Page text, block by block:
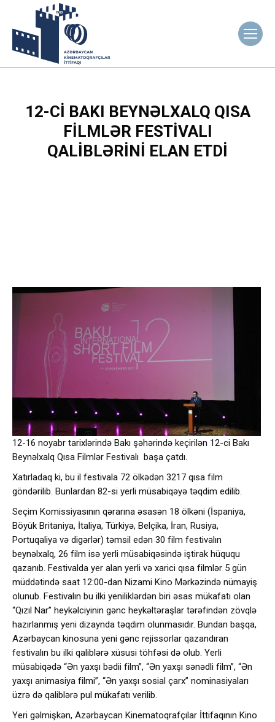
12-CI BAKI BEYNƏLXALQ QISA
FILMLƏR FESTIVALI
QALIBLƏRINI ELAN ETDI
12-16 noyabr tarixlərində Bakı şəhərində keçirilən 12-ci Bakı
Beynəlxalq Qısa Filmlər Festivalı başa çatdı.
Xatırladaq ki, bu il festivala 72 ölkədən 3217 qısa film
göndərilib. Bunlardan 82-si yerli müsabiqəyə təqdim edilib.
Seçim Komissiyasının qərarına əsasən 18 ölkəni (İspaniya,
Böyük Britaniya, İtaliya, Türkiyə, Belçika, İran, Rusiya,
Portuqaliya və digərlər) təmsil edən 30 film festivalın
beynəlxalq, 26 film isə yerli müsabiqəsində iştirak hüququ
qazanıb. Festivalda yer alan yerli və xarici qısa filmlər 5 gün
müddətində saat 12:00-dan Nizami Kino Mərkəzində nümayiş
olunub. Festivalın bu ilki yeniliklərdən biri əsas mükafatı olan
“Qızıl Nar” heykəlciyinin gənc heykəltəraşlar tərəfindən zövqlə
hazırlanmış yeni dizaynda təqdim olunmasıdır. Bundan başqa,
Azərbaycan kinosuna yeni gənc rejissorlar qazandıran
festivalın bu ilki qaliblərə xüsusi töhfəsi də olub. Yerli
müsabiqədə “Ən yaxşı bədii film”, “Ən yaxşı sənədli film”, “Ən
yaxşı animasiya filmi”, “Ən yaxşı sosial çarx” nominasiyaları
üzrə də qaliblərə pul mükafatı verilib.
Yeri gəlmişkən, Azərbaycan Kinematoqrafçılar İttifaqının Kino